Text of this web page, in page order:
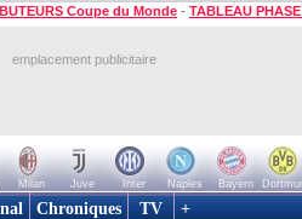
Coupe du Monde - TABLEAU
emplacement publicitaire
Milan Juve Inter Naples Bayern
Chroniques TV +